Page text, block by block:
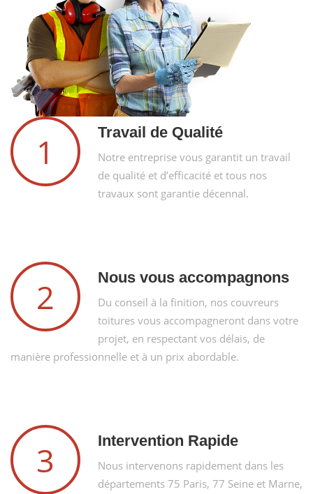
1 Travail de Qualité
Notre entreprise vous garantit un travail
de qualité et d’efficacité et tous nos
travaux sont garantie décennal.
2 Nous vous accompagnons
Du conseil à la finition, nos couvreurs
toitures vous accompagneront dans votre
projet, en respectant vos délais, de
manière professionnelle et à un prix abordable.
3 Intervention Rapide
Nous intervenons rapidement dans les
départements 75 Paris, 77 Seine et Marne,